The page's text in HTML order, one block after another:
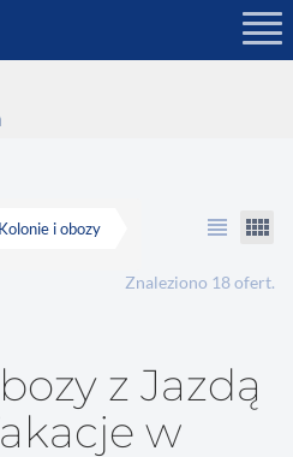
Kolonie i obozy view_headline view_comfy
Znaleziono 18 ofert.
z Jazdą
w